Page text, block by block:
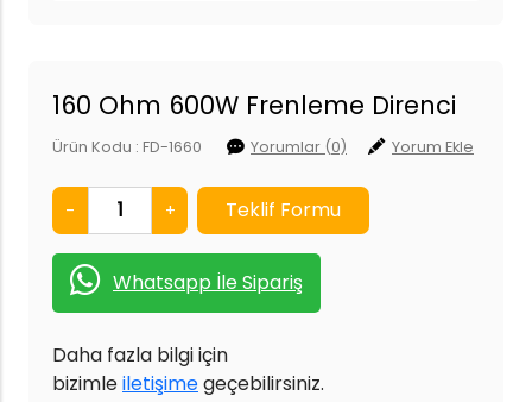
160 Ohm 600W Frenleme Direnci
Ürün Kodu : FD-1660 Yorumlar (0) Yorum Ekle
- +
Whatsapp İle Sipariş
Daha fazla bilgi için
bizimleiletişimegeçebilirsiniz.